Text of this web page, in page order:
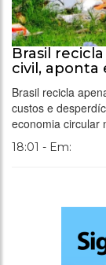
Brasil
civil, aponta
Brasil recicla
custos e
economia circular
18:01 - Em: